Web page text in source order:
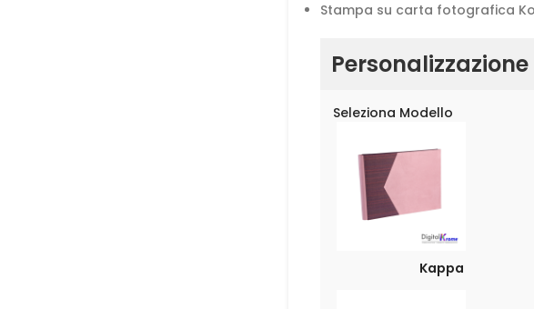
Stampa su carta fotografica
Personalizzazione
Seleziona Modello
Kappa